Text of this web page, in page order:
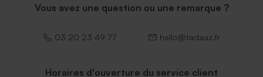
Vous avez une question ou une remarque ?
03 20 23 49 77 hello@tadaaz.fr
Horaires d'ouverture du service client